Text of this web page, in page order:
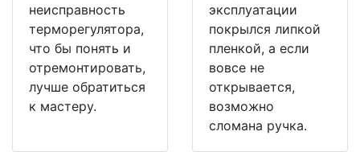
неисправность
терморегулятора,
что бы понять и
отремонтировать,
лучше обратиться
к мастеру.
эксплуатации
покрылся липкой
пленкой, а если
вовсе не
открывается,
возможно
сломана ручка.